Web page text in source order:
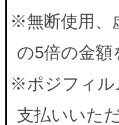
※無断使用、
の5倍の金
※ポジフィル
支払いいた